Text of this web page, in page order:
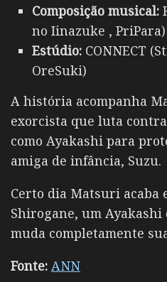
Composição musical:
no Iinazuke , PriPara)
Estúdio: CONNECT
OreSuki)
A história acompanha
exorcista que luta
como Ayakashi para
amiga de infância, Suzu.
Certo dia Matsuri acaba
Shirogane, um Ayakashi
muda completamente
Fonte: ANN